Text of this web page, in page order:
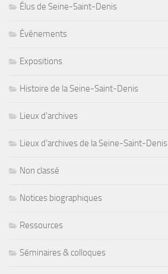
Élus de Seine-Saint-Denis
Événements
Expositions
Histoire de la Seine-Saint-Denis
Lieux d'archives
Lieux d’archives de la Seine-Saint-Denis
Non classé
Notices biographiques
Ressources
Séminaires & colloques